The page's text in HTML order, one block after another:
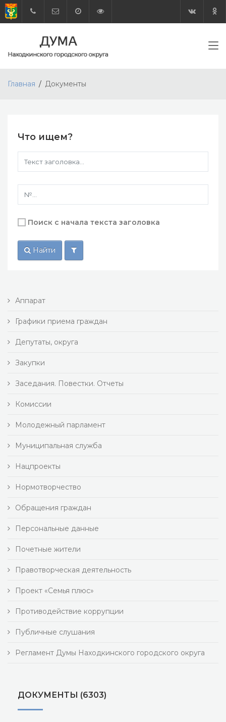
Главная Документы
Что ищем?
Поиск с начала текста заголовка
Найти
Аппарат
Графики приема граждан
Депутаты, округа
Закупки
Заседания. Повестки. Отчеты
Комиссии
Молодежный парламент
Муниципальная служба
Нацпроекты
Нормотворчество
Обращения граждан
Персональные данные
Почетные жители
Правотворческая деятельность
Проект «Семья плюс»
Противодействие коррупции
Публичные слушания
Регламент Думы Находкинского городского округа
ДОКУМЕНТЫ (6303)